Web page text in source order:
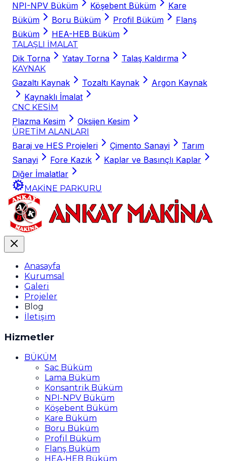
NPI-NPV Büküm
Köşebent Büküm
Kare
Büküm
Boru Büküm Profil Büküm
Flanş
Büküm
HEA-HEB Büküm
TALAŞLI İMALAT
Dik Torna Yatay Torna Talaş Kaldırma
KAYNAK
Gazaltı Kaynak Tozaltı Kaynak
Argon Kaynak
Kaynaklı İmalat
CNC KESİM
Plazma Kesim Oksijen Kesim
ÜRETİM ALANLARI
Baraj ve HES Projeleri Çimento Sanayi
Tarım
Sanayi
Fore Kazık
Kaplar ve Basınçlı Kaplar
Diğer İmalatlar
MAKİNE PARKURU
Anasayfa
Kurumsal
Galeri
Projeler
Blog
İletişim
Hizmetler
BÜKÜM
Sac Büküm
Lama Büküm
Konsantrik Büküm
NPI-NPV Büküm
Köşebent Büküm
Kare Büküm
Boru Büküm
Profil Büküm
Flanş Büküm
HEA-HEB Büküm